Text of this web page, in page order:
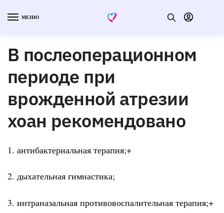
МЕНЮ
В послеоперационном
периоде при
врожденной атрезии
хоан рекомендовано
1. антибактериальная терапия;+
2. дыхательная гимнастика;
3. интраназальная противовоспалительная терапия;+